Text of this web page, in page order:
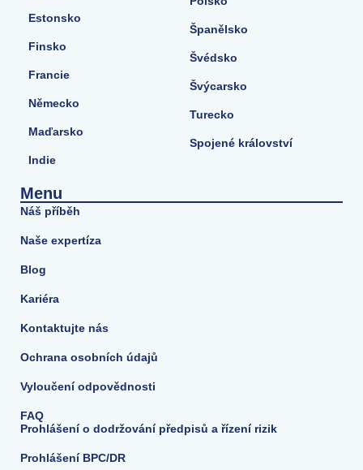
Estonsko
Finsko
Francie
Německo
Maďarsko
Indie
Španělsko
Švédsko
Švýcarsko
Turecko
Spojené království
Menu
Náš příběh
Naše expertíza
Blog
Kariéra
Kontaktujte nás
Ochrana osobních údajů
Vyloučení odpovědnosti
FAQ
Prohlášení o dodržování předpisů a řízení rizik
Prohlášení BPC/DR